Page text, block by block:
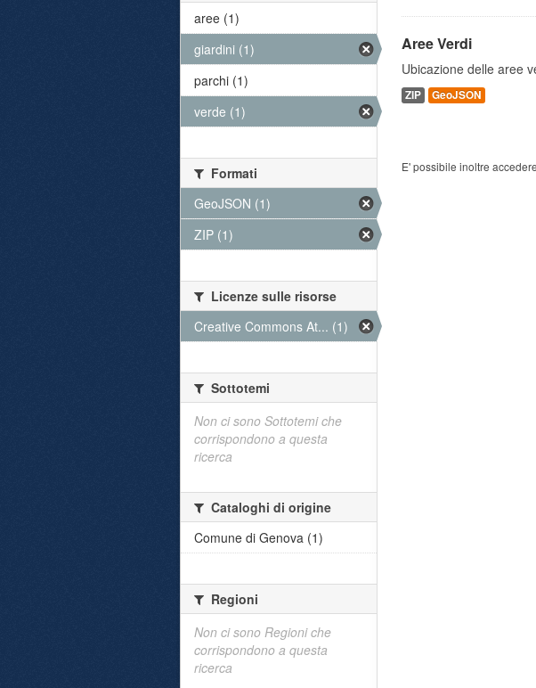
Aree Verdi
Ubicazione delle aree
ZIP GeoJSON
E' possibile inoltre
aree (1)
giardini (1)
parchi (1)
verde (1)
Formati
GeoJSON (1)
ZIP (1)
Licenze sulle risorse
Creative Commons At... (1)
Sottotemi
Non ci sono Sottotemi che
corrispondono a questa
ricerca
Cataloghi di origine
Comune di Genova (1)
Regioni
Non ci sono Regioni che
corrispondono a questa
ricerca